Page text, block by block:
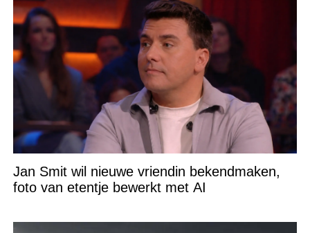
Jan Smit wil nieuwe vriendin bekendmaken,
foto van etentje bewerkt met AI